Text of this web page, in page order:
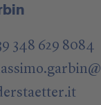
348 629 8084
@
.it